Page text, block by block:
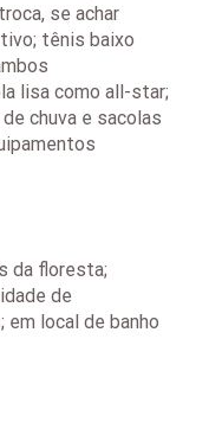
se achar
tênis baixo
lisa como all-star;
chuva e sacolas
da floresta;
de
em local de banho